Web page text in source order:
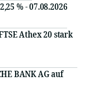
% - 07.08.2026
Athex 20 stark
BANK AG auf